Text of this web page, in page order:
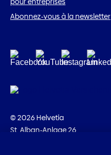
Abonnez-vous à la newsletter
© 2026 Helvetia
St. Alban-Anlage 26